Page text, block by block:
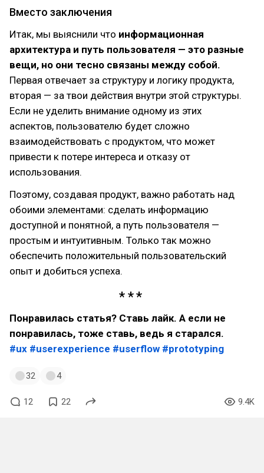
Вместо заключения
Итак, мы выяснили что информационная
архитектура и путь пользователя — это разные
вещи, но они тесно связаны между собой.
Первая отвечает за структуру и логику продукта,
вторая — за твои действия внутри этой структуры.
Если не уделить внимание одному из этих
аспектов, пользователю будет сложно
взаимодействовать с продуктом, что может
привести к потере интереса и отказу от
использования.
Поэтому, создавая продукт, важно работать над
обоими элементами: сделать информацию
доступной и понятной, а путь пользователя —
простым и интуитивным. Только так можно
обеспечить положительный пользовательский
опыт и добиться успеха.
Понравилась статья? Ставь лайк. А если не
понравилась, тоже ставь, ведь я старался.
#ux #userexperience #userflow #prototyping
32 4
12 22 9.4K